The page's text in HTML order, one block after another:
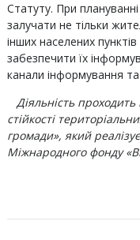
Статуту. При
залучати не тільки
інших населених
забезпечити їх
канали інформування
Діяльність
стійкості
громади», який
Міжнародного фонду